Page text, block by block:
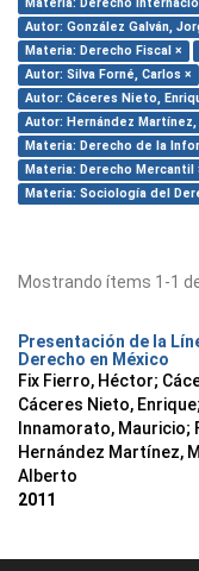
Autor: González Galván,
Materia: Derecho Fiscal ×
Autor: Silva Forné, Carlos ×
Autor: Cáceres Nieto,
Autor: Hernández Martínez,
Materia: Derecho de la
Materia: Derecho Mercantil
Materia: Sociología del
Mostrando ítems 1-1
Presentación de la
Derecho en México
Fix Fierro, Héctor;
Cáceres Nieto, Enrique;
Innamorato, Mauricio;
Hernández Martínez,
Alberto
2011